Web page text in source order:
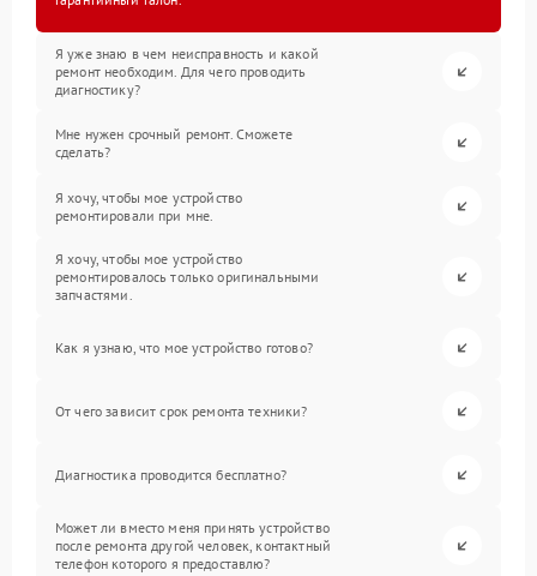
Я уже знаю в чем неисправность и какой
ремонт необходим. Для чего проводить
диагностику?
Мне нужен срочный ремонт. Сможете
сделать?
Я хочу, чтобы мое устройство
ремонтировали при мне.
Я хочу, чтобы мое устройство
ремонтировалось только оригинальными
запчастями.
Как я узнаю, что мое устройство готово?
От чего зависит срок ремонта техники?
Диагностика проводится бесплатно?
Может ли вместо меня принять устройство
после ремонта другой человек, контактный
телефон которого я предоставлю?